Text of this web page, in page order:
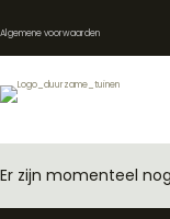
Algemene voorwaarden
Er zijn momenteel